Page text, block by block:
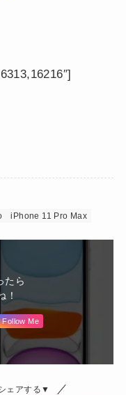
iPhone 11 Pro Max
たら
！
Follow Me
ェアする▼